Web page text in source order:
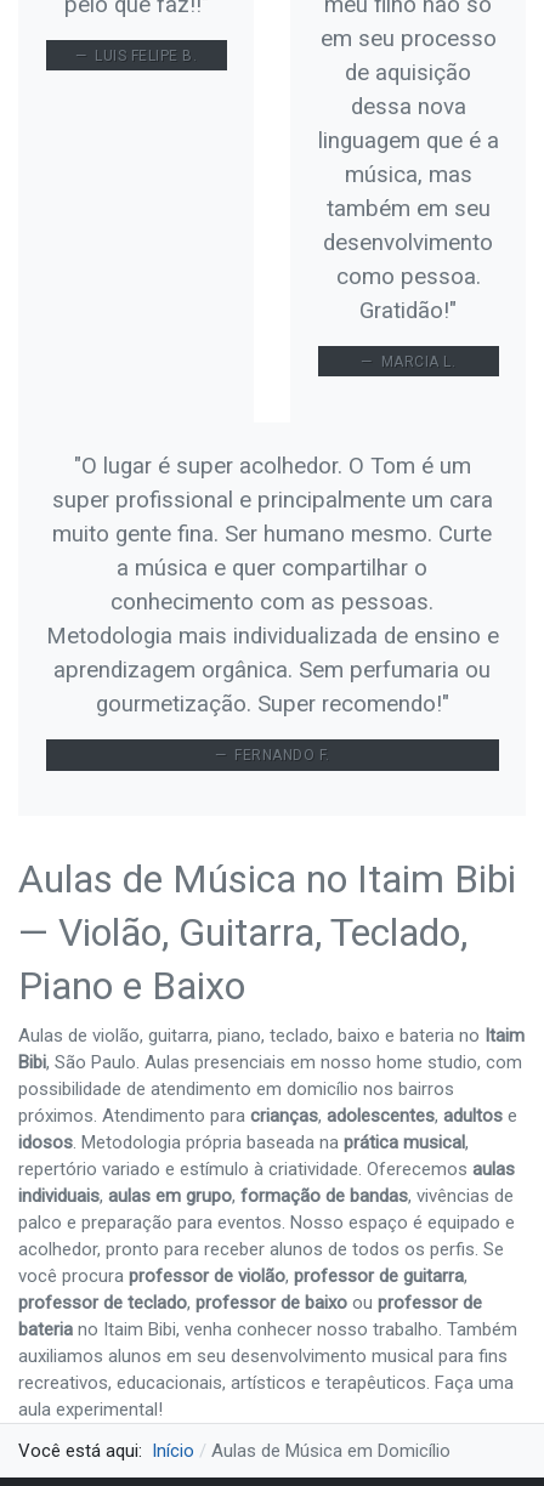
LUIS FELIPE B.
em seu processo
de aquisição
dessa nova
linguagem que é a
música, mas
também em seu
desenvolvimento
como pessoa.
Gratidão!"
MARCIA L.
"O lugar é super acolhedor. O Tom é um
super profissional e principalmente um cara
muito gente fina. Ser humano mesmo. Curte
a música e quer compartilhar o
conhecimento com as pessoas.
Metodologia mais individualizada de ensino e
aprendizagem orgânica. Sem perfumaria ou
gourmetização. Super recomendo!"
FERNANDO F.
Aulas de Música no Itaim Bibi
— Violão, Guitarra, Teclado,
Piano e Baixo
Aulas de violão, guitarra, piano, teclado, baixo e bateria no Itaim
Bibi, São Paulo. Aulas presenciais em nosso home studio, com
possibilidade de atendimento em domicílio nos bairros
próximos. Atendimento para crianças, adolescentes, adultos e
idosos. Metodologia própria baseada na prática musical,
repertório variado e estímulo à criatividade. Oferecemos aulas
individuais, aulas em grupo, formação de bandas, vivências de
palco e preparação para eventos. Nosso espaço é equipado e
acolhedor, pronto para receber alunos de todos os perfis. Se
você procura professor de violão, professor de guitarra,
professor de teclado, professor de baixo ou professor de
bateria no Itaim Bibi, venha conhecer nosso trabalho. Também
auxiliamos alunos em seu desenvolvimento musical para fins
recreativos, educacionais, artísticos e terapêuticos. Faça uma
aula experimental!
Você está aqui: Início Aulas de Música em Domicílio